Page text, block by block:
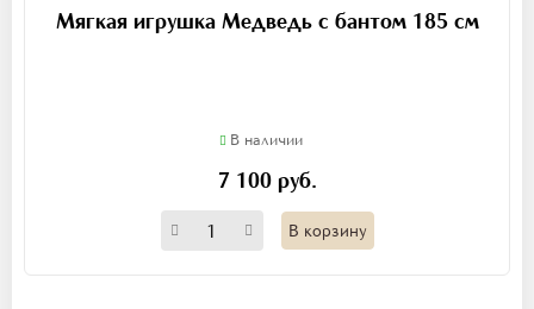
Мягкая игрушка Медведь с бантом 185 см
В наличии
7 100 руб.
В корзину